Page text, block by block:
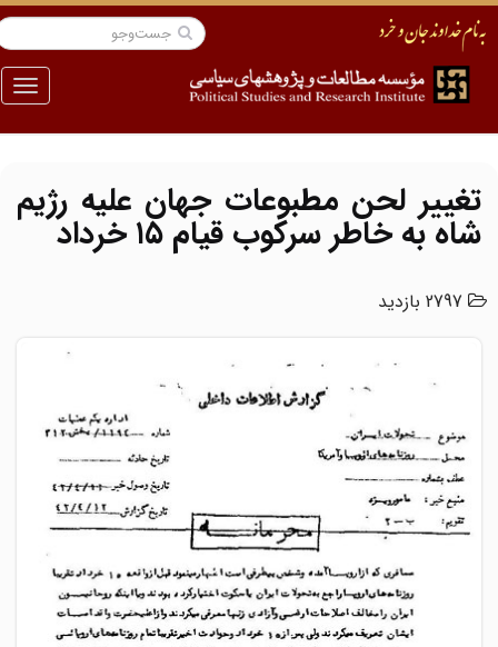
منو
تغییر لحن مطبوعات جهان علیه رژیم
شاه به خاطر سرکوب قیام ۱۵ خرداد
2797 بازدید